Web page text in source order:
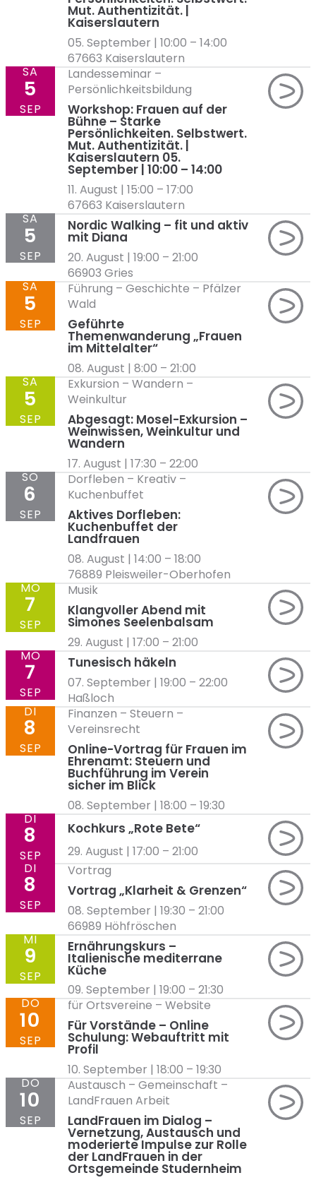
Mut. Authentizität. |
Kaiserslautern
05. September | 10:00 – 14:00
67663 Kaiserslautern
Workshop: Frauen auf der
Bühne – Starke
Persönlichkeiten. Selbstwert.
Mut. Authentizität. |
Kaiserslautern 05.
September | 10:00 – 14:00
Landesseminar –
Persönlichkeitsbildung
11. August | 15:00 – 17:00
67663 Kaiserslautern
SA
5
SEP
Nordic Walking – fit und aktiv
mit Diana
20. August | 19:00 – 21:00
66903 Gries
SA
5
SEP
Geführte
Themenwanderung „Frauen
im Mittelalter“
Führung – Geschichte – Pfälzer
Wald
08. August | 8:00 – 21:00
SA
5
SEP
Abgesagt: Mosel-Exkursion –
Weinwissen, Weinkultur und
Wandern
Exkursion – Wandern –
Weinkultur
17. August | 17:30 – 22:00
SA
5
SEP
Aktives Dorfleben:
Kuchenbuffet der
Landfrauen
Dorfleben – Kreativ–
Kuchenbuffet
08. August | 14:00 – 18:00
76889 Pleisweiler-Oberhofen
SO
6
SEP
Klangvoller Abend mit
Simones Seelenbalsam
Musik
29. August | 17:00 – 21:00
MO
7
SEP
Tunesisch häkeln
07. September | 19:00 – 22:00
Haßloch
MO
7
SEP
Online-Vortrag für Frauen im
Ehrenamt: Steuern und
Buchführung im Verein
sicher im Blick
Finanzen – Steuern –
Vereinsrecht
08. September | 18:00 – 19:30
DI
8
SEP
Kochkurs „Rote Bete“
29. August | 17:00 – 21:00
DI
8
SEP
Vortrag „Klarheit & Grenzen“
Vortrag
08. September | 19:30 – 21:00
66989 Höhfröschen
DI
8
SEP
Ernährungskurs –
Italienische mediterrane
Küche
09. September | 19:00 – 21:30
MI
9
SEP
Für Vorstände – Online
Schulung: Webauftritt mit
Profil
für Ortsvereine – Website
10. September | 18:00 – 19:30
DO
10
SEP
LandFrauen im Dialog –
Vernetzung, Austausch und
moderierte Impulse zur Rolle
der LandFrauen in der
Ortsgemeinde Studernheim
Austausch – Gemeinschaft –
LandFrauen Arbeit
DO
10
SEP